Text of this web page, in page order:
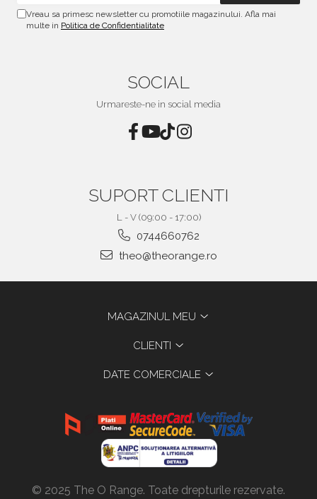
Vreau sa primesc newsletter cu promotiile magazinului. Afla mai
multe in Politica de Confidentialitate
SOCIAL
Urmareste-ne in social media
SUPORT CLIENTI
L - V (09:00 - 17:00)
0744660762
theo@theorange.ro
MAGAZINUL MEU
CLIENTI
DATE COMERCIALE
© 2025 The O Range. Toate drepturile rezervate.